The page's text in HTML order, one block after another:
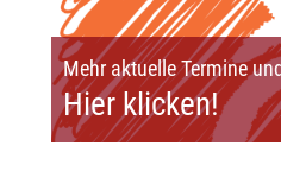
Mehr aktuelle Termine
Hier klicken!